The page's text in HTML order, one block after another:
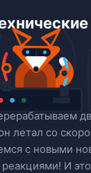
летал со
c новыми
И